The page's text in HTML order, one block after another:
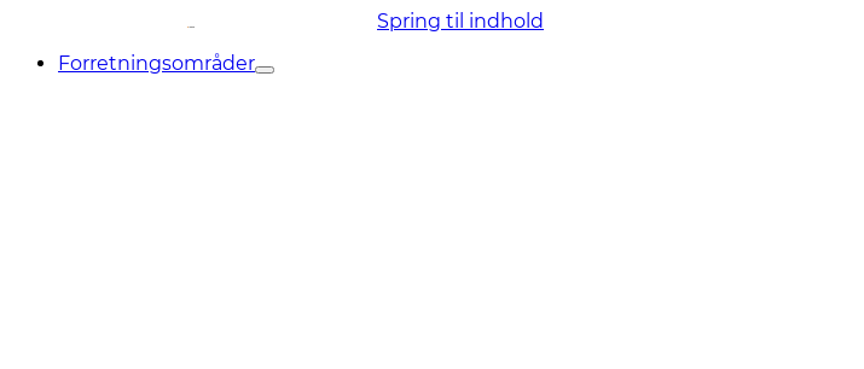
Spring til indhold
Forretningsområder